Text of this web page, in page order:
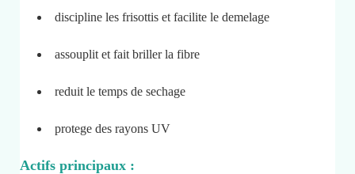
discipline les frisottis et facilite le demelage
assouplit et fait briller la fibre
reduit le temps de sechage
protege des rayons UV
Actifs principaux :